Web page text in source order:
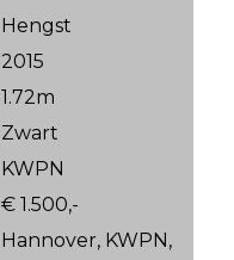
Hengst
2015
1.72m
Zwart
KWPN
€ 1.500,-
Hannover, KWPN,